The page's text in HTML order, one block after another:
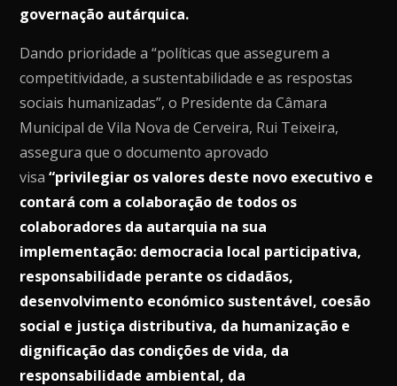
governação autárquica.
Dando prioridade a “políticas que assegurem a
competitividade, a sustentabilidade e as respostas
sociais humanizadas”, o Presidente da Câmara
Municipal de Vila Nova de Cerveira, Rui Teixeira,
assegura que o documento aprovado
visa“privilegiar os valores deste novo executivo e
contará com a colaboração de todos os
colaboradores da autarquia na sua
implementação: democracia local participativa,
responsabilidade perante os cidadãos,
desenvolvimento económico sustentável, coesão
social e justiça distributiva, da humanização e
dignificação das condições de vida, da
responsabilidade ambiental, da